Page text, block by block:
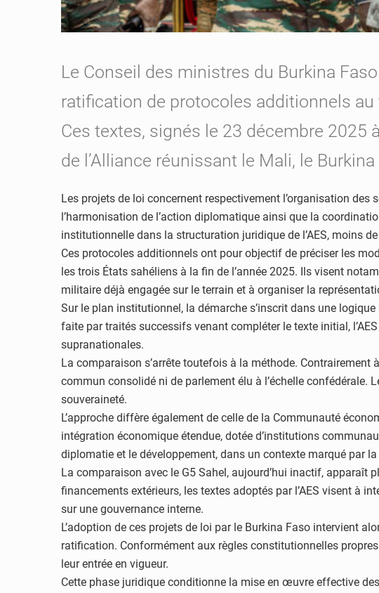
Le Conseil des ministres du Burkina
ratification de protocoles additionnels
Ces textes, signés le 23 décembre
de l’Alliance réunissant le Mali, le
Les projets de loi concernent respectivement l’organisation
l’harmonisation de l’action diplomatique ainsi que la
institutionnelle dans la structuration juridique de l’AES, moins
Ces protocoles additionnels ont pour objectif de préciser les
les trois États sahéliens à la fin de l’année 2025. Ils visent
militaire déjà engagée sur le terrain et à organiser la
Sur le plan institutionnel, la démarche s’inscrit dans une
faite par traités successifs venant compléter le texte initial,
supranationales.
La comparaison s’arrête toutefois à la méthode. Contrairement
commun consolidé ni de parlement élu à l’échelle
souveraineté.
L’approche diffère également de celle de la Communauté
intégration économique étendue, dotée d’institutions
diplomatie et le développement, dans un contexte marqué par
La comparaison avec le G5 Sahel, aujourd’hui inactif, apparaît
financements extérieurs, les textes adoptés par l’AES visent à
sur une gouvernance interne.
L’adoption de ces projets de loi par le Burkina Faso intervient
ratification. Conformément aux règles constitutionnelles
leur entrée en vigueur.
Cette phase juridique conditionne la mise en œuvre effective